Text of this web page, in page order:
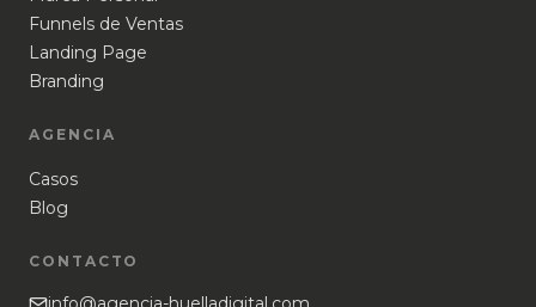
Funnels de Ventas
Landing Page
Branding
AGENCIA
Casos
Blog
CONTACTO